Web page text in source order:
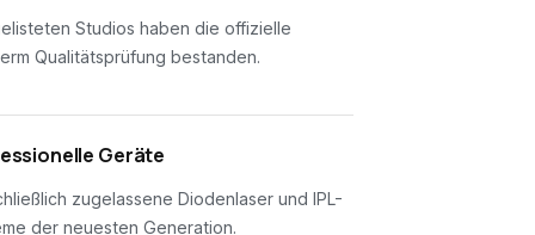
Studios haben die offizielle
Qualitätsprüfung bestanden.
Geräte
zugelassene Diodenlaser und IPL-
der neuesten Generation.